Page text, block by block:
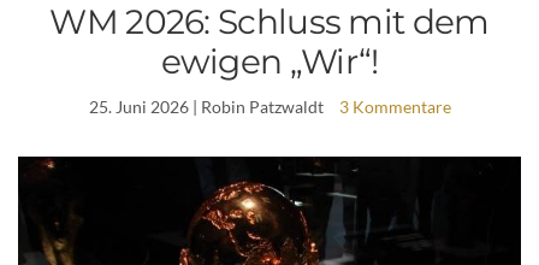
WM 2026: Schluss mit dem
ewigen „Wir“!
25. Juni 2026| Robin Patzwaldt 3 Kommentare